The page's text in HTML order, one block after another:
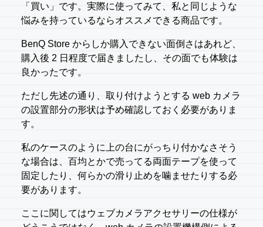
「買い」です。実際に使ってみて、私と同じような
悩みを持っているならオススメできる商品です。
BenQ Store からしか購入できない面倒さはあれど、
購入後 2 日程度で届きましたし、その面でも体験は
良かったです。
ただし先述の通り、取り付けようとする web カメラ
の設置部分の形状は予め確認しておく必要がありま
す。
私のケースのように上の台にがっちり付かなさそう
な場合は、百均とかで売ってる両面テープを使って
固定したり、何らかの滑り止めを噛ませたりする必
要があります。
ここに関してはウェブカメラアクセサリーの仕様が